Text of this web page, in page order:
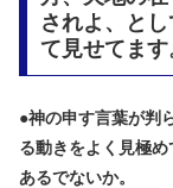
されよ、と
て見せてます
●神の申す言葉が判
る動きをよく見極
あるでないか。